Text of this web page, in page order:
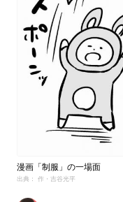
漫画「制服」の一場面
出典： 作・吉谷光平